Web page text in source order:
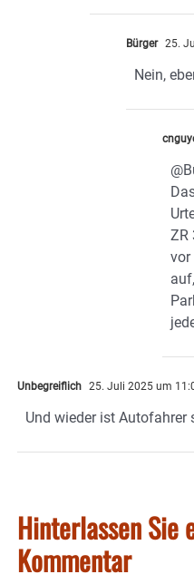
Bürger 25.
Nein,
ZR
vor
Unbegreiflich 25. Juli 2025 um
Und wieder ist Autofahrer
Hinterlassen Sie
Kommentar